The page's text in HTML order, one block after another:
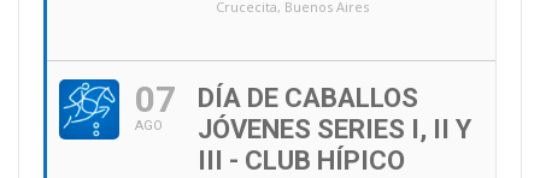
Crucecita, Buenos Aires
07
AGO
DÍA DE CABALLOS
JÓVENES SERIES I, II Y
III - CLUB HÍPICO